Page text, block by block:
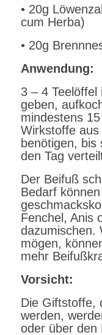
• 20g
cum Herba)
• 20g
Anwendung:
3 – 4
geben,
mindestens
Wirkstoffe
benötigen, bis
den Tag
Der Beifuß
Bedarf
Fenchel, Anis
dazumischen.
mögen,
mehr
Vorsicht:
Die Giftstoffe,
werden,
oder über den